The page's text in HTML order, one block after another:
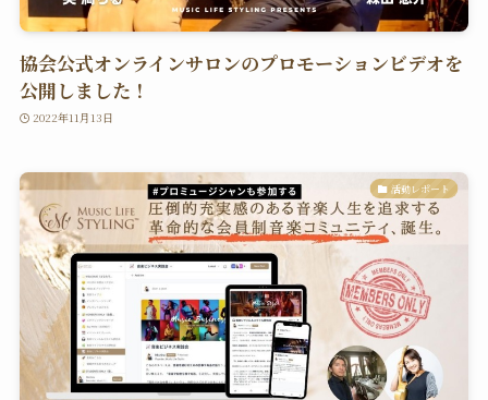
協会公式オンラインサロンのプロモーションビデオを
公開しました！
2022年11月13日
活動レポート